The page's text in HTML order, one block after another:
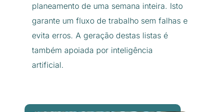
planeamento de uma semana inteira. Isto
garante um fluxo de trabalho sem falhas e
evita erros. A geração destas listas é
também apoiada por inteligência
artificial.